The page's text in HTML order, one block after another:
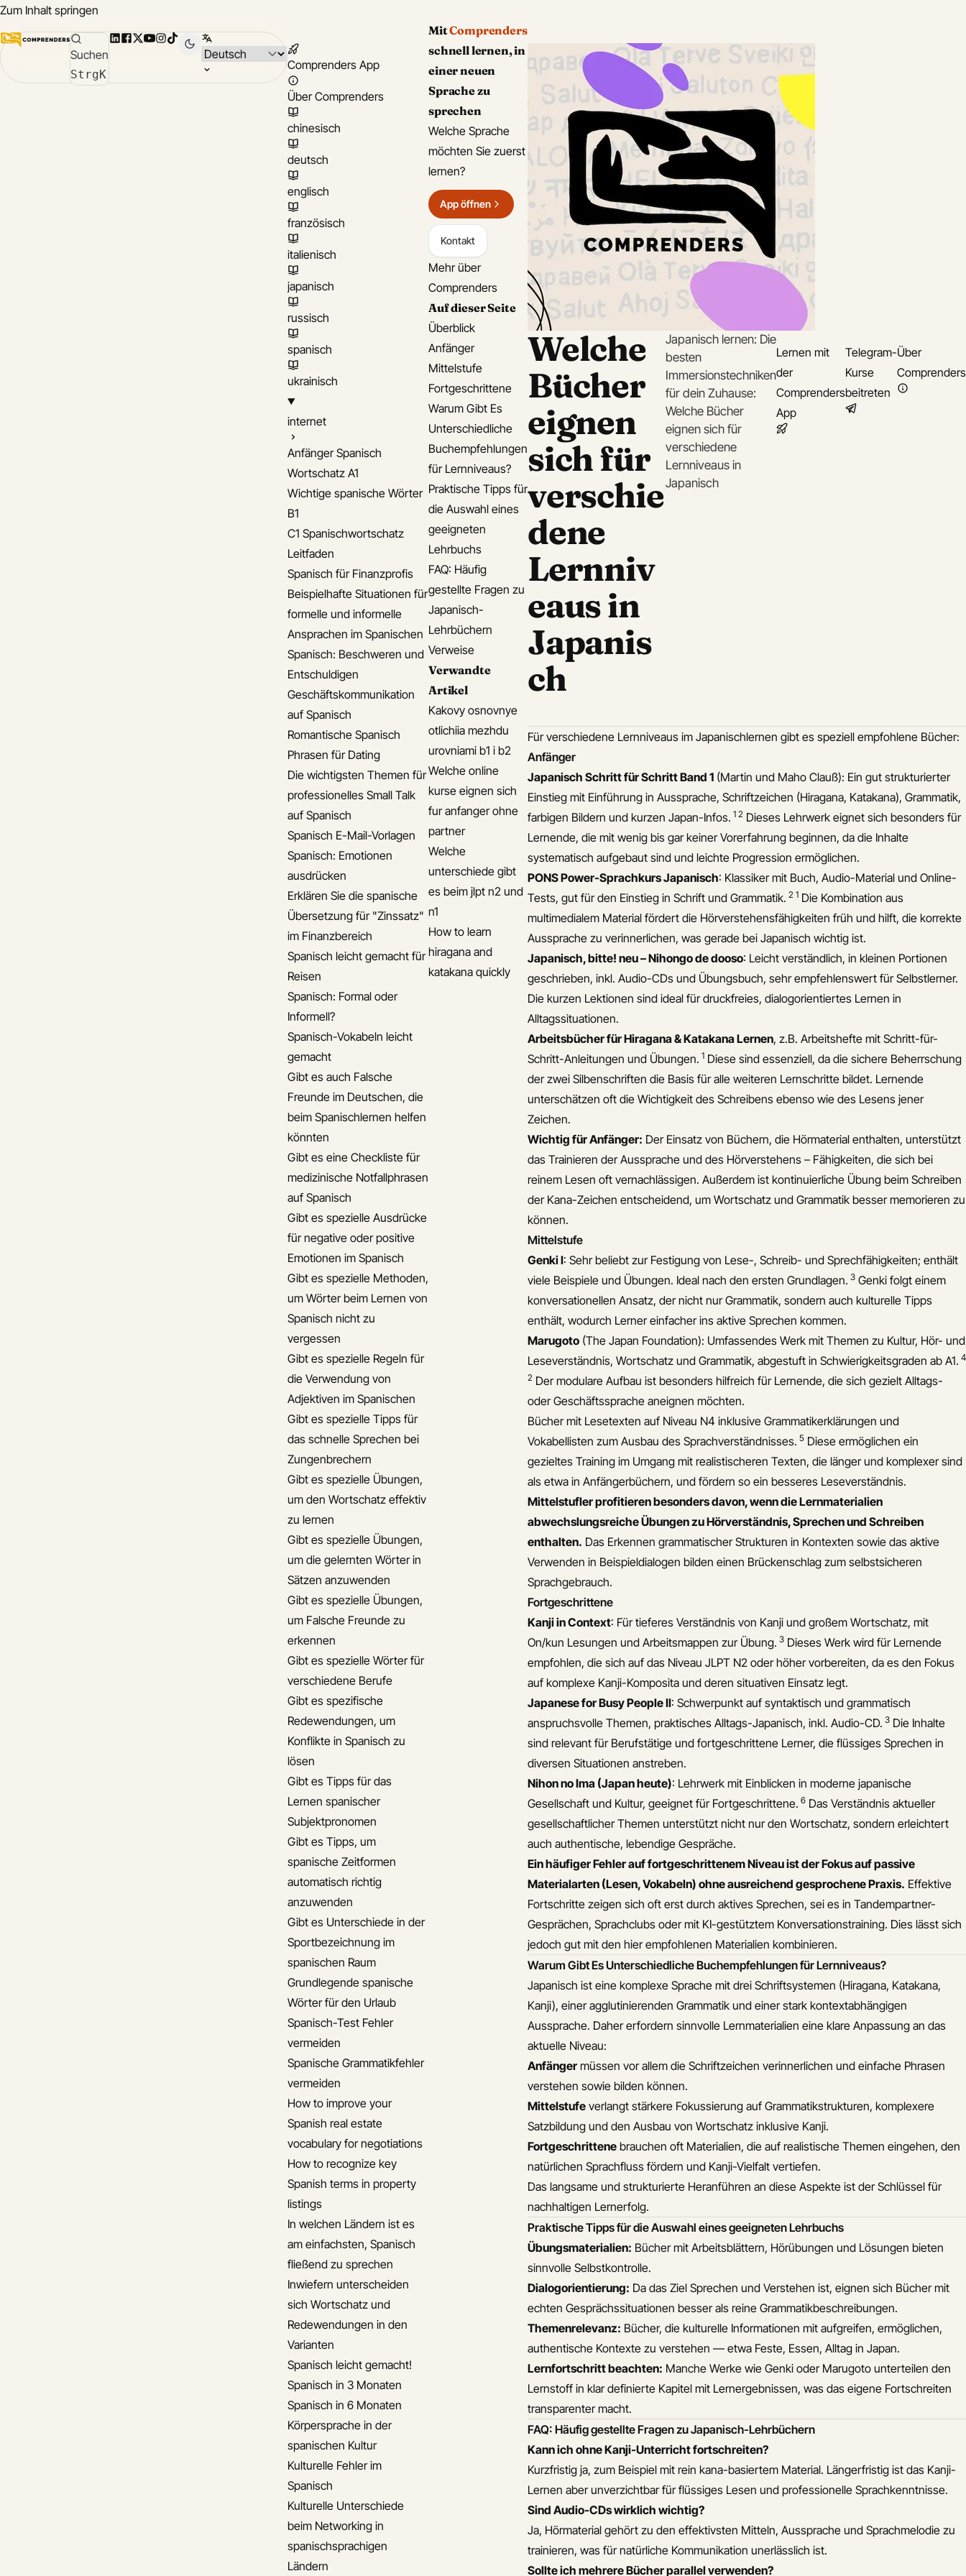
Zum Inhalt springen
Suchen
StrgK
LinkedIn
Facebook
X YouTube
Instagram
TikTok Sprache wählen
Comprenders App
Über Comprenders
chinesisch
deutsch
englisch
französisch
italienisch
japanisch
russisch
spanisch
ukrainisch
internet
Anfänger Spanisch
Wortschatz A1
Wichtige spanische Wörter
B1
C1 Spanischwortschatz
Leitfaden
Spanisch für Finanzprofis
Beispielhafte Situationen für
formelle und informelle
Ansprachen im Spanischen
Spanisch: Beschweren und
Entschuldigen
Geschäftskommunikation
auf Spanisch
Romantische Spanisch
Phrasen für Dating
Die wichtigsten Themen für
professionelles Small Talk
auf Spanisch
Spanisch E-Mail-Vorlagen
Spanisch: Emotionen
ausdrücken
Erklären Sie die spanische
Übersetzung für "Zinssatz"
im Finanzbereich
Spanisch leicht gemacht für
Reisen
Spanisch: Formal oder
Informell?
Spanisch-Vokabeln leicht
gemacht
Gibt es auch Falsche
Freunde im Deutschen, die
beim Spanischlernen helfen
könnten
Gibt es eine Checkliste für
medizinische Notfallphrasen
auf Spanisch
Gibt es spezielle Ausdrücke
für negative oder positive
Emotionen im Spanisch
Gibt es spezielle Methoden,
um Wörter beim Lernen von
Spanisch nicht zu
vergessen
Gibt es spezielle Regeln für
die Verwendung von
Adjektiven im Spanischen
Gibt es spezielle Tipps für
das schnelle Sprechen bei
Zungenbrechern
Gibt es spezielle Übungen,
um den Wortschatz effektiv
zu lernen
Gibt es spezielle Übungen,
um die gelernten Wörter in
Sätzen anzuwenden
Gibt es spezielle Übungen,
um Falsche Freunde zu
erkennen
Gibt es spezielle Wörter für
verschiedene Berufe
Gibt es spezifische
Redewendungen, um
Konflikte in Spanisch zu
lösen
Gibt es Tipps für das
Lernen spanischer
Subjektpronomen
Gibt es Tipps, um
spanische Zeitformen
automatisch richtig
anzuwenden
Gibt es Unterschiede in der
Sportbezeichnung im
spanischen Raum
Grundlegende spanische
Wörter für den Urlaub
Spanisch-Test Fehler
vermeiden
Spanische Grammatikfehler
vermeiden
How to improve your
Spanish real estate
vocabulary for negotiations
How to recognize key
Spanish terms in property
listings
In welchen Ländern ist es
am einfachsten, Spanisch
fließend zu sprechen
Inwiefern unterscheiden
sich Wortschatz und
Redewendungen in den
Varianten
Spanisch leicht gemacht!
Spanisch in 3 Monaten
Spanisch in 6 Monaten
Körpersprache in der
spanischen Kultur
Kulturelle Fehler im
Spanisch
Kulturelle Unterschiede
beim Networking in
spanischsprachigen
Ländern
MitComprenders
schnell lernen, in
einer neuen
Sprache zu
sprechen
Welche Sprache
möchten Sie zuerst
lernen?
App öffnen
Kontakt
Mehr über
Comprenders
Auf dieser Seite
Überblick
Anfänger
Mittelstufe
Fortgeschrittene
Warum Gibt Es
Unterschiedliche
Buchempfehlungen
für Lernniveaus?
Praktische Tipps für
die Auswahl eines
geeigneten
Lehrbuchs
FAQ: Häufig
gestellte Fragen zu
Japanisch-
Lehrbüchern
Verweise
Verwandte
Artikel
Kakovy osnovnye
otlichiia mezhdu
urovniami b1 i b2
Welche online
kurse eignen sich
fur anfanger ohne
partner
Welche
unterschiede gibt
es beim jlpt n2 und
n1
How to learn
hiragana and
katakana quickly
Welche
Bücher
eignen
sich für
verschie
dene
Lernniv
eaus in
Japanis
ch
Japanisch lernen: Die
besten
Immersionstechniken
für dein Zuhause:
Welche Bücher
eignen sich für
verschiedene
Lernniveaus in
Japanisch
Lernen mit
der
Comprenders
App
Telegram-
Kurse
beitreten
Über
Comprenders
Für verschiedene Lernniveaus im Japanischlernen gibt es speziell empfohlene Bücher:
Anfänger
Japanisch Schritt für Schritt Band 1 (Martin und Maho Clauß): Ein gut strukturierter
Einstieg mit Einführung in Aussprache, Schriftzeichen (Hiragana, Katakana), Grammatik,
farbigen Bildern und kurzen Japan-Infos. 1 2 Dieses Lehrwerk eignet sich besonders für
Lernende, die mit wenig bis gar keiner Vorerfahrung beginnen, da die Inhalte
systematisch aufgebaut sind und leichte Progression ermöglichen.
PONS Power-Sprachkurs Japanisch: Klassiker mit Buch, Audio-Material und Online-
Tests, gut für den Einstieg in Schrift und Grammatik. 2 1 Die Kombination aus
multimedialem Material fördert die Hörverstehensfähigkeiten früh und hilft, die korrekte
Aussprache zu verinnerlichen, was gerade bei Japanisch wichtig ist.
Japanisch, bitte! neu – Nihongo de dooso: Leicht verständlich, in kleinen Portionen
geschrieben, inkl. Audio-CDs und Übungsbuch, sehr empfehlenswert für Selbstlerner.
Die kurzen Lektionen sind ideal für druckfreies, dialogorientiertes Lernen in
Alltagssituationen.
Arbeitsbücher für Hiragana & Katakana Lernen, z.B. Arbeitshefte mit Schritt-für-
Schritt-Anleitungen und Übungen. 1 Diese sind essenziell, da die sichere Beherrschung
der zwei Silbenschriften die Basis für alle weiteren Lernschritte bildet. Lernende
unterschätzen oft die Wichtigkeit des Schreibens ebenso wie des Lesens jener
Zeichen.
Wichtig für Anfänger: Der Einsatz von Büchern, die Hörmaterial enthalten, unterstützt
das Trainieren der Aussprache und des Hörverstehens – Fähigkeiten, die sich bei
reinem Lesen oft vernachlässigen. Außerdem ist kontinuierliche Übung beim Schreiben
der Kana-Zeichen entscheidend, um Wortschatz und Grammatik besser memorieren zu
können.
Mittelstufe
Genki I: Sehr beliebt zur Festigung von Lese-, Schreib- und Sprechfähigkeiten; enthält
viele Beispiele und Übungen. Ideal nach den ersten Grundlagen. 3 Genki folgt einem
konversationellen Ansatz, der nicht nur Grammatik, sondern auch kulturelle Tipps
enthält, wodurch Lerner einfacher ins aktive Sprechen kommen.
Marugoto (The Japan Foundation): Umfassendes Werk mit Themen zu Kultur, Hör- und
Leseverständnis, Wortschatz und Grammatik, abgestuft in Schwierigkeitsgraden ab A1. 4
2 Der modulare Aufbau ist besonders hilfreich für Lernende, die sich gezielt Alltags-
oder Geschäftssprache aneignen möchten.
Bücher mit Lesetexten auf Niveau N4 inklusive Grammatikerklärungen und
Vokabellisten zum Ausbau des Sprachverständnisses. 5 Diese ermöglichen ein
gezieltes Training im Umgang mit realistischeren Texten, die länger und komplexer sind
als etwa in Anfängerbüchern, und fördern so ein besseres Leseverständnis.
Mittelstufler profitieren besonders davon, wenn die Lernmaterialien
abwechslungsreiche Übungen zu Hörverständnis, Sprechen und Schreiben
enthalten. Das Erkennen grammatischer Strukturen in Kontexten sowie das aktive
Verwenden in Beispieldialogen bilden einen Brückenschlag zum selbstsicheren
Sprachgebrauch.
Fortgeschrittene
Kanji in Context: Für tieferes Verständnis von Kanji und großem Wortschatz, mit
On/kun Lesungen und Arbeitsmappen zur Übung. 3 Dieses Werk wird für Lernende
empfohlen, die sich auf das Niveau JLPT N2 oder höher vorbereiten, da es den Fokus
auf komplexe Kanji-Komposita und deren situativen Einsatz legt.
Japanese for Busy People II: Schwerpunkt auf syntaktisch und grammatisch
anspruchsvolle Themen, praktisches Alltags-Japanisch, inkl. Audio-CD. 3 Die Inhalte
sind relevant für Berufstätige und fortgeschrittene Lerner, die flüssiges Sprechen in
diversen Situationen anstreben.
Nihon no Ima (Japan heute): Lehrwerk mit Einblicken in moderne japanische
Gesellschaft und Kultur, geeignet für Fortgeschrittene. 6 Das Verständnis aktueller
gesellschaftlicher Themen unterstützt nicht nur den Wortschatz, sondern erleichtert
auch authentische, lebendige Gespräche.
Ein häufiger Fehler auf fortgeschrittenem Niveau ist der Fokus auf passive
Materialarten (Lesen, Vokabeln) ohne ausreichend gesprochene Praxis. Effektive
Fortschritte zeigen sich oft erst durch aktives Sprechen, sei es in Tandempartner-
Gesprächen, Sprachclubs oder mit KI-gestütztem Konversationstraining. Dies lässt sich
jedoch gut mit den hier empfohlenen Materialien kombinieren.
Warum Gibt Es Unterschiedliche Buchempfehlungen für Lernniveaus?
Japanisch ist eine komplexe Sprache mit drei Schriftsystemen (Hiragana, Katakana,
Kanji), einer agglutinierenden Grammatik und einer stark kontextabhängigen
Aussprache. Daher erfordern sinnvolle Lernmaterialien eine klare Anpassung an das
aktuelle Niveau:
Anfänger müssen vor allem die Schriftzeichen verinnerlichen und einfache Phrasen
verstehen sowie bilden können.
Mittelstufe verlangt stärkere Fokussierung auf Grammatikstrukturen, komplexere
Satzbildung und den Ausbau von Wortschatz inklusive Kanji.
Fortgeschrittene brauchen oft Materialien, die auf realistische Themen eingehen, den
natürlichen Sprachfluss fördern und Kanji-Vielfalt vertiefen.
Das langsame und strukturierte Heranführen an diese Aspekte ist der Schlüssel für
nachhaltigen Lernerfolg.
Praktische Tipps für die Auswahl eines geeigneten Lehrbuchs
Übungsmaterialien: Bücher mit Arbeitsblättern, Hörübungen und Lösungen bieten
sinnvolle Selbstkontrolle.
Dialogorientierung: Da das Ziel Sprechen und Verstehen ist, eignen sich Bücher mit
echten Gesprächssituationen besser als reine Grammatikbeschreibungen.
Themenrelevanz: Bücher, die kulturelle Informationen mit aufgreifen, ermöglichen,
authentische Kontexte zu verstehen — etwa Feste, Essen, Alltag in Japan.
Lernfortschritt beachten: Manche Werke wie Genki oder Marugoto unterteilen den
Lernstoff in klar definierte Kapitel mit Lernergebnissen, was das eigene Fortschreiten
transparenter macht.
FAQ: Häufig gestellte Fragen zu Japanisch-Lehrbüchern
Kann ich ohne Kanji-Unterricht fortschreiten?
Kurzfristig ja, zum Beispiel mit rein kana-basiertem Material. Längerfristig ist das Kanji-
Lernen aber unverzichtbar für flüssiges Lesen und professionelle Sprachkenntnisse.
Sind Audio-CDs wirklich wichtig?
Ja, Hörmaterial gehört zu den effektivsten Mitteln, Aussprache und Sprachmelodie zu
trainieren, was für natürliche Kommunikation unerlässlich ist.
Sollte ich mehrere Bücher parallel verwenden?